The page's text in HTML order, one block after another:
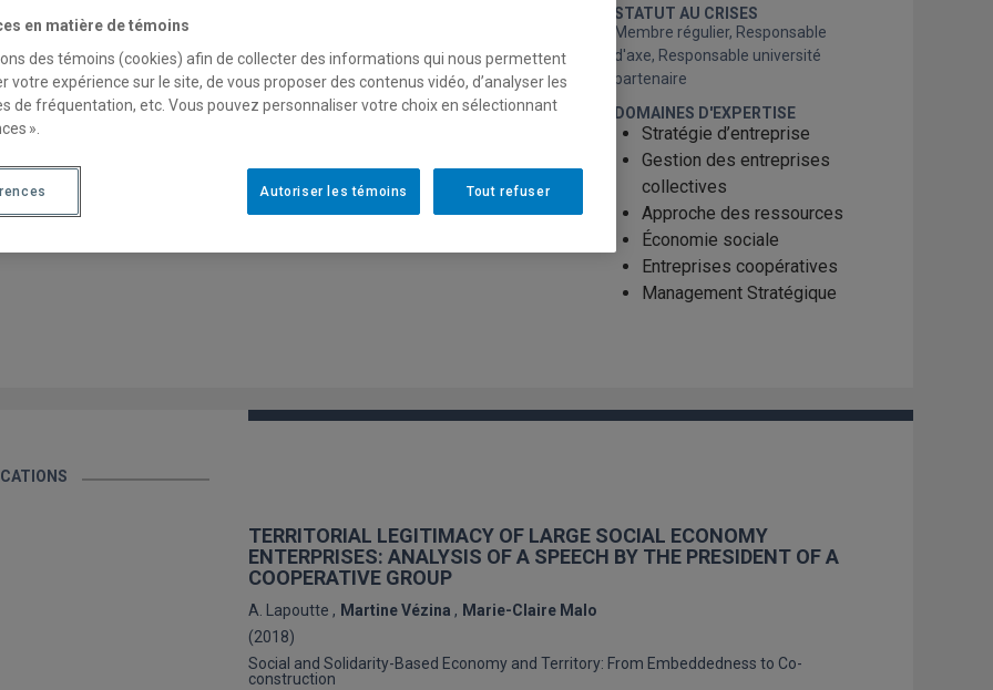
Téléphone: (514) 340-7156
Martine.Vezina@hec.ca
STATUT AU CRISES
Membre régulier, Responsable
d'axe, Responsable université
partenaire
DOMAINES D'EXPERTISE
Stratégie d’entreprise
Gestion des entreprises
collectives
Approche des ressources
Économie sociale
Entreprises coopératives
Management Stratégique
TERRITORIAL LEGITIMACY OF LARGE SOCIAL ECONOMY
ENTERPRISES: ANALYSIS OF A SPEECH BY THE PRESIDENT OF A
COOPERATIVE GROUP
A. Lapoutte Martine Vézina
Marie-Claire Malo
(2018)
Social and Solidarity-Based Economy and Territory: From Embeddedness to Co-
construction
en matière de témoins
des témoins (cookies) afin de collecter des informations qui nous permettent
votre expérience sur le site, de vous proposer des contenus vidéo, d’analyser les
de fréquentation, etc. Vous pouvez personnaliser votre choix en sélectionnant
».
Tout refuser
Autoriser les témoins